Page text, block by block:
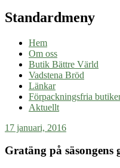
Standardmeny
Hem
Om oss
Butik Bättre Värld
Vadstena Bröd
Länkar
Förpackningsfria
Aktuellt
17 januari, 2016
Gratäng på säsongens